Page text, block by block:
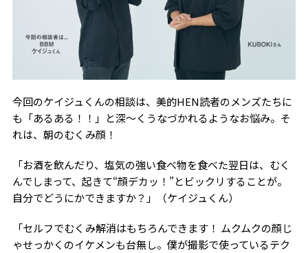
今回のケイジュくんの相談は、美的HEN読者のメンズたちに
も「あるある！！」と深～くうなづかれるようなお悩み。そ
れは、朝のむくみ顔！
「お酒を飲んだり、塩気の強い食べ物を食べた翌日は、むく
んでしまって、起きて“顔デカッ！”とビックリすることが。
自分でどうにかできますか？」（ケイジュくん）
「セルフでむくみ解消はもちろんできます！ ムクムクの顔じ
ゃせっかくのイケメンも台無し。僕が撮影で使っているテク